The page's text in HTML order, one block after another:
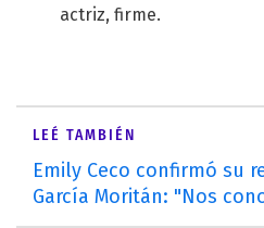
actriz, firme.
LEÉ TAMBIÉN
Emily Ceco confirmó su
García Moritán: "Nos